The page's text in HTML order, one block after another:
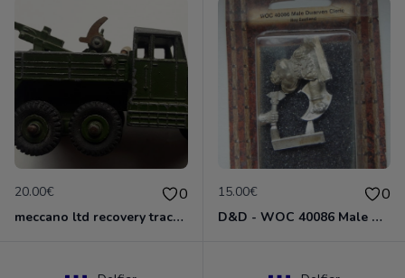
20.00€ 0
meccano ltd recovery tractor N°661
15.00€ 0
D&D - WOC 40086 Male Dwarven Cleric Miniature - Donjons Dragons